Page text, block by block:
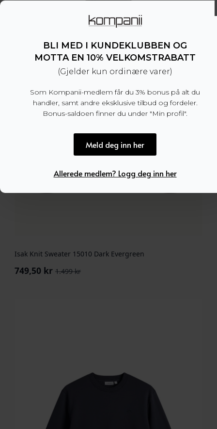
Isak Knit Sweater 15010 Dark Evergreen
1.499kr
Opprinnelig
749,50 kr
Nåværende
BLI MED I KUNDEKLUBBEN OG
MOTTA EN 10% VELKOMSTRABATT
(Gjelder kun ordinære varer)
Som Kompanii-medlem får du 3% bonus på alt du
handler, samt andre eksklusive tilbud og fordeler.
Bonus-saldoen finner du under "Min profil".
Meld deg inn her
Allerede medlem? Logg deg inn her